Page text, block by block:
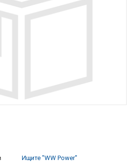
Ищите "WW Power"